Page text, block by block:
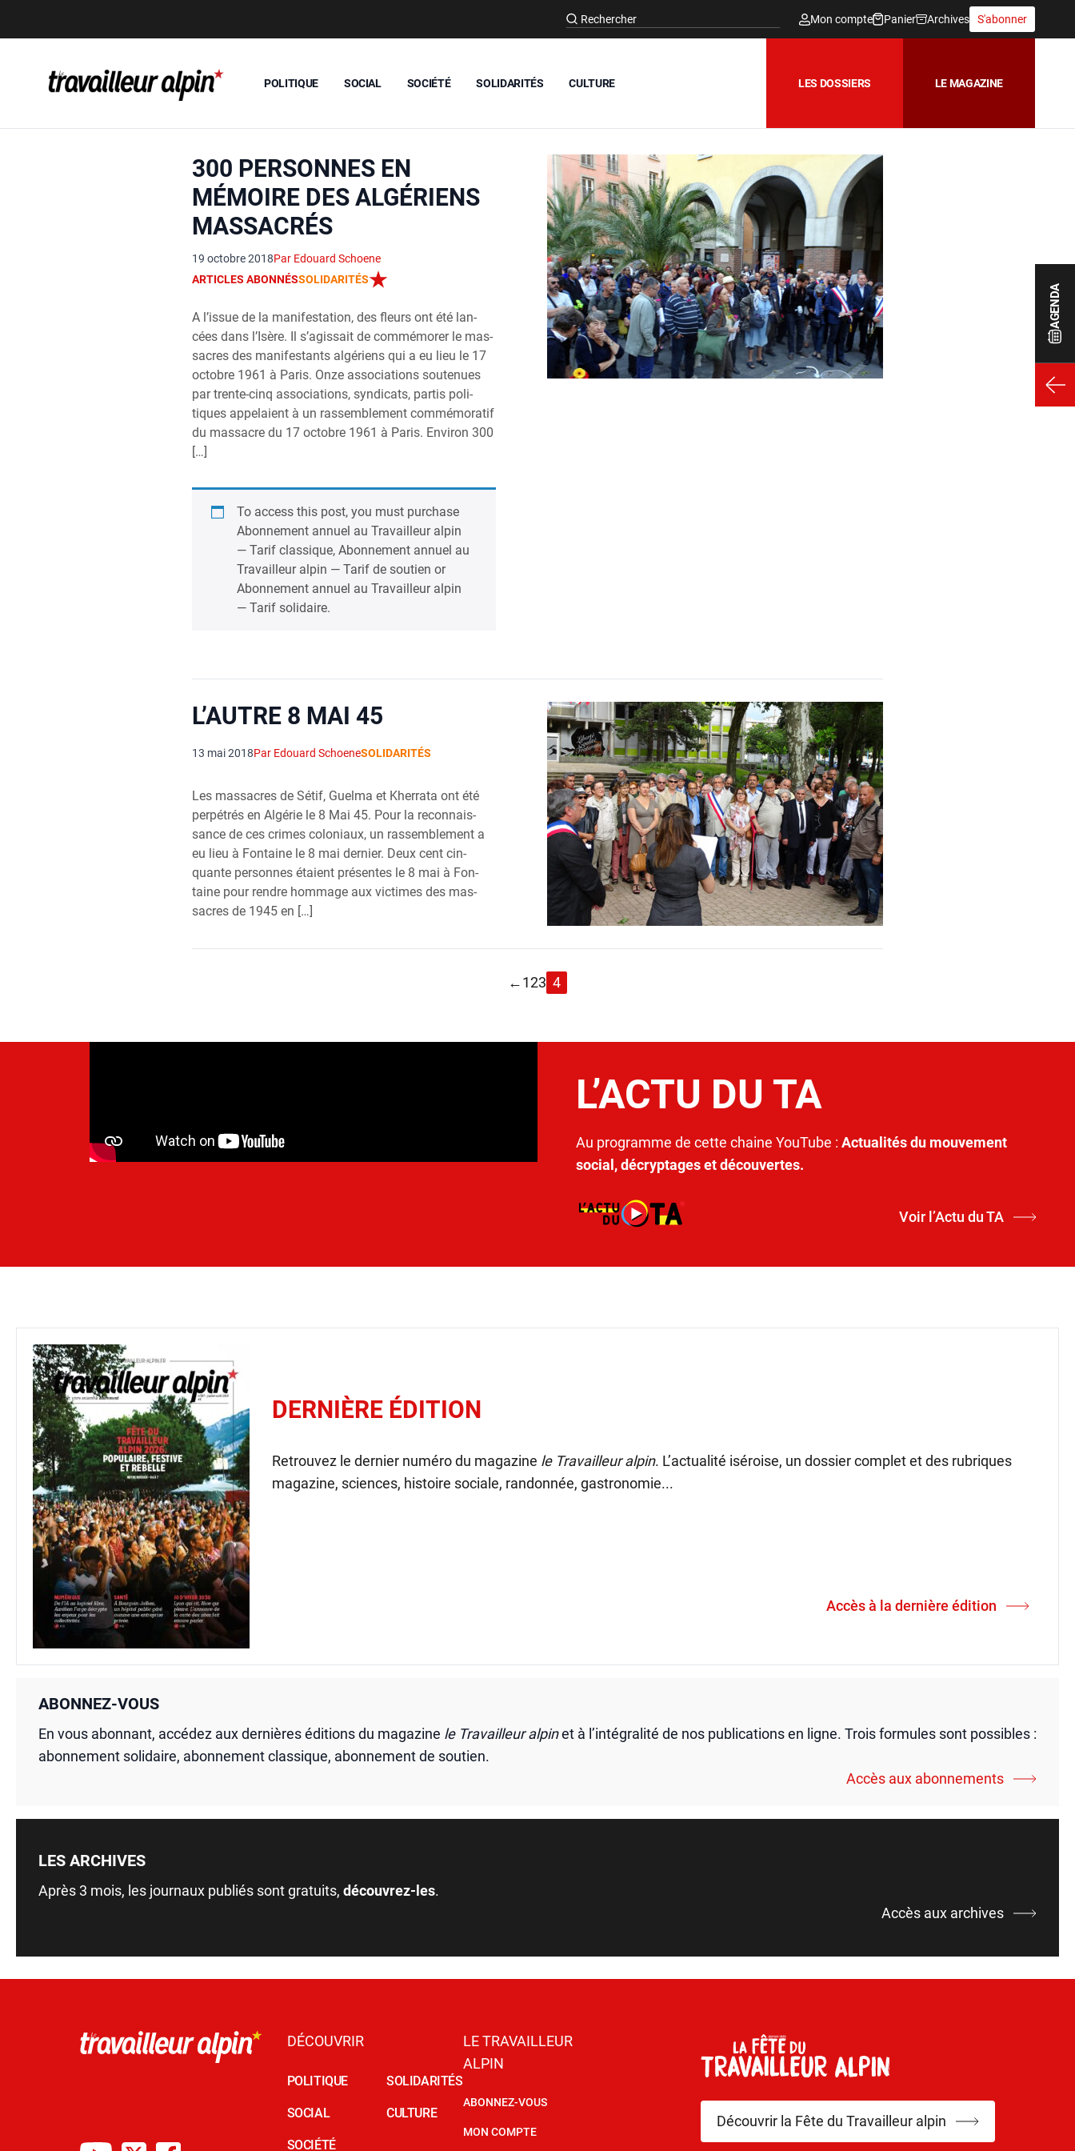
AGENDA
Mon compte Panier Archives S'abonner
POLITIQUE SOCIAL SOCIÉTÉ SOLIDARITÉS CULTURE LES DOSSIERS LE MAGAZINE
300 PERSONNES EN
MÉMOIRE DES ALGÉRIENS
MASSACRÉS
19 octobre 2018Par Edouard Schoene
ARTICLES ABONNÉSSOLIDARITÉS
A l’issue de la mani­fes­ta­tion, des fleurs ont été lan­
cées dans l’Isère. Il s’agissait de com­mé­mo­rer le mas­
sacres des mani­fes­tants algé­riens qui a eu lieu le 17
octobre 1961 à Paris. Onze asso­cia­tions sou­te­nues
par trente-cinq asso­cia­tions, syn­di­cats, par­tis poli­
tiques appe­laient à un ras­sem­ble­ment com­mé­mo­ra­tif
du mas­sacre du 17 octobre 1961 à Paris. Envi­ron 300
[…]
To access this post, you must pur­chase
Abon­ne­ment annuel au Tra­vailleur alpin
— Tarif clas­sique, Abon­ne­ment annuel au
Tra­vailleur alpin — Tarif de sou­tien or
Abon­ne­ment annuel au Tra­vailleur alpin
— Tarif soli­daire.
L’AUTRE 8 MAI 45
13 mai 2018Par Edouard SchoeneSOLIDARITÉS
Les mas­sacres de Sétif, Guel­ma et Kher­ra­ta ont été
per­pé­trés en Algé­rie le 8 Mai 45. Pour la recon­nais­
sance de ces crimes colo­niaux, un ras­sem­ble­ment a
eu lieu à Fon­taine le 8 mai der­nier. Deux cent cin­
quante per­sonnes étaient pré­sentes le 8 mai à Fon­
taine pour rendre hom­mage aux vic­times des mas­
sacres de 1945 en […]
←123 4
L’ACTU DU TA
Au programme de cette chaine YouTube : Actualités du mouvement
social, décryptages et découvertes.
Voir l’Actu du TA
DERNIÈRE ÉDITION
Retrouvez le dernier numéro du magazine le Travailleur alpin. L’actualité iséroise, un dossier complet et des rubriques
magazine, sciences, histoire sociale, randonnée, gastronomie...
Accès à la dernière édition
ABONNEZ-VOUS
En vous abonnant, accédez aux dernières éditions du magazine le Travailleur alpinet à l’intégralité de nos publications en ligne. Trois formules sont possibles :
abonnement solidaire, abonnement classique, abonnement de soutien.
Accès aux abonnements
LES ARCHIVES
Après 3 mois, les journaux publiés sont gratuits, découvrez-les.
Accès aux archives
DÉCOUVRIR
POLITIQUE
SOCIAL
SOCIÉTÉ
SOLIDARITÉS
CULTURE
LE TRAVAILLEUR
ALPIN
ABONNEZ-VOUS
MON COMPTE
Découvrir la Fête du Travailleur alpin